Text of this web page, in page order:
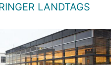
LANDTAGS